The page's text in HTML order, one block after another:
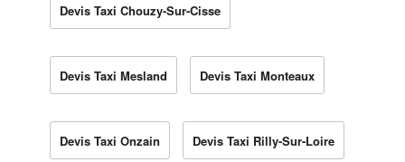
Devis Taxi Chouzy-Sur-Cisse
Devis Taxi Mesland Devis Taxi Monteaux
Devis Taxi Onzain Devis Taxi Rilly-Sur-Loire